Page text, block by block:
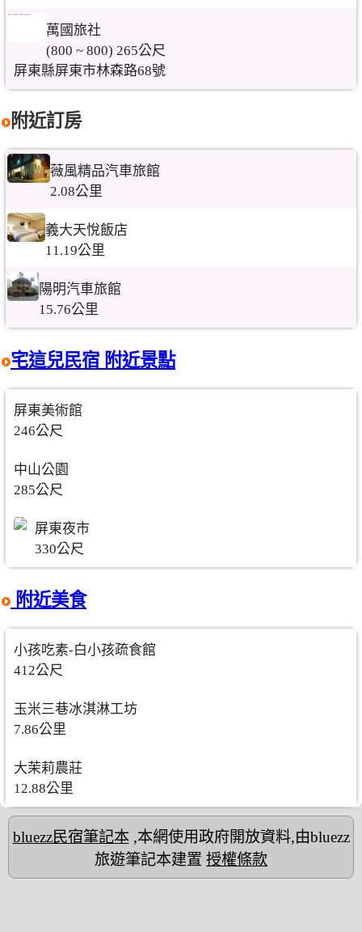
萬國旅社
(800 ~ 800) 265公尺
屏東縣屏東市林森路68號
附近訂房
薇風精品汽車旅館
2.08公里
義大天悅飯店
11.19公里
陽明汽車旅館
15.76公里
宅這兒民宿 附近景點
屏東美術館
246公尺
中山公園
285公尺
屏東夜市
330公尺
附近美食
小孩吃素-白小孩疏食館
412公尺
玉米三巷冰淇淋工坊
7.86公里
大茉莉農莊
12.88公里
bluezz民宿筆記本,本網使用政府開放資料,由bluezz
旅遊筆記本建置 授權條款